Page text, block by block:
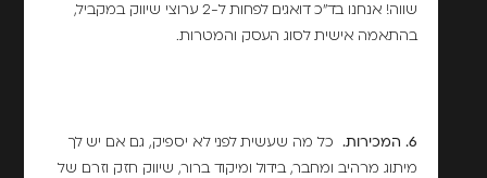
שווה! אנחנו בד"כ דואגים לפחות ל-2 ערוצי שיווק במקביל,
בהתאמה אישית לסוג העסק והמטרות.
6. המכירות.
כל מה שעשית לפני לא יספיק, גם אם יש לך
מיתוג מרהיב ומחבר, בידול ומיקוד ברור, שיווק חזק וזרם של